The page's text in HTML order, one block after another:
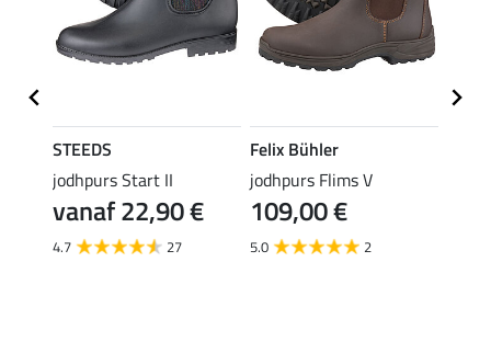
STEEDS
jodhpurs Start II
vanaf 22,90 €
4.7 27
Felix Bühler
jodhpurs Flims V
109,00 €
5.0 2